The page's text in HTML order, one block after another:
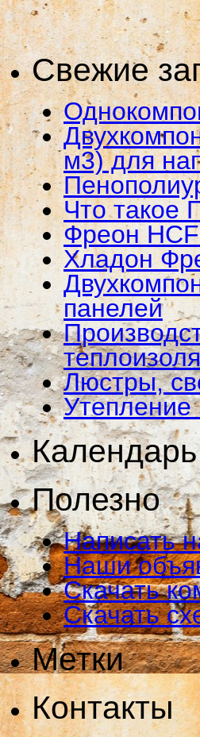
Свежие
м3) для
Что такое
Фреон
Хладон
панелей
Люстры,
Календарь
Полезно
Написать
Наши
Скачать
Скачать
Метки
Контакты